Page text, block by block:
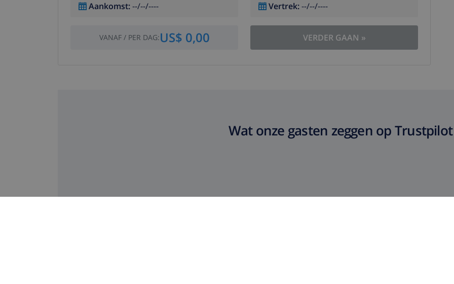
Aankomst:--/--/---- Vertrek:--/--/----
VANAF/ PER DAG:US$ 0,00 VERDER GAAN »
Wat onze gasten zeggen op Trustpilot